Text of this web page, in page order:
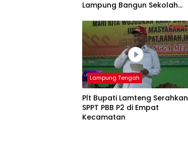
Lampung Bangun Sekolah
Lampung Tengah
Plt Bupati Lamteng Serahkan
SPPT PBB P2 di Empat
Kecamatan